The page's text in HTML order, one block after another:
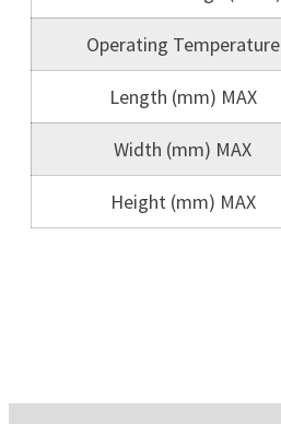
Operating Temperature
Length (mm) MAX
Width (mm) MAX
Height (mm) MAX